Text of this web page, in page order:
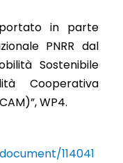
in parte
PNRR dal
Sostenibile
Cooperativa
WP4.
114041